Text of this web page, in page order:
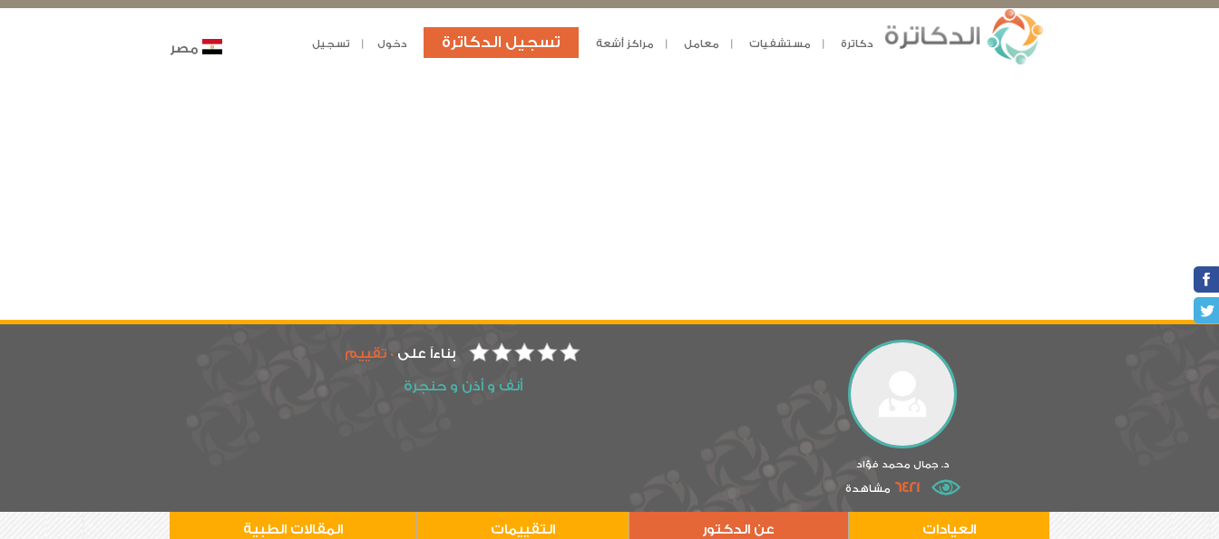
دكاترة مستشفيات معامل مراكز أشعة تسجيل الدكاترة دخول تسجيل مصر
د. جمال محمد فؤاد
6421 مشاهدة
بناءاً على0 تقييم
أنف و أذن و حنجرة
العيادات عن الدكتور التقييمات المقالات الطبية